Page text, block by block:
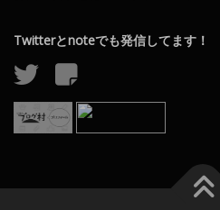
Twitterとnoteでも発信してます！